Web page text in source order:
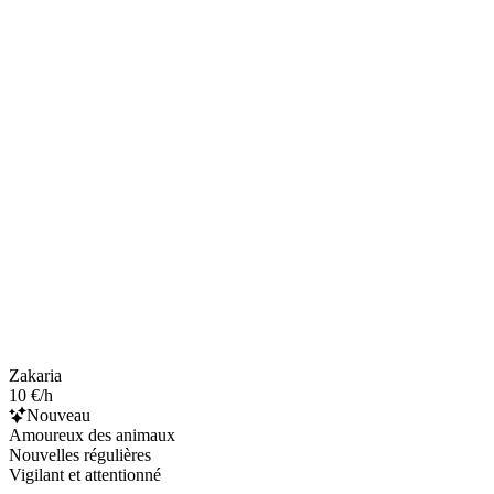
Zakaria
10 €/h
Nouveau
Amoureux des animaux
Nouvelles régulières
Vigilant et attentionné